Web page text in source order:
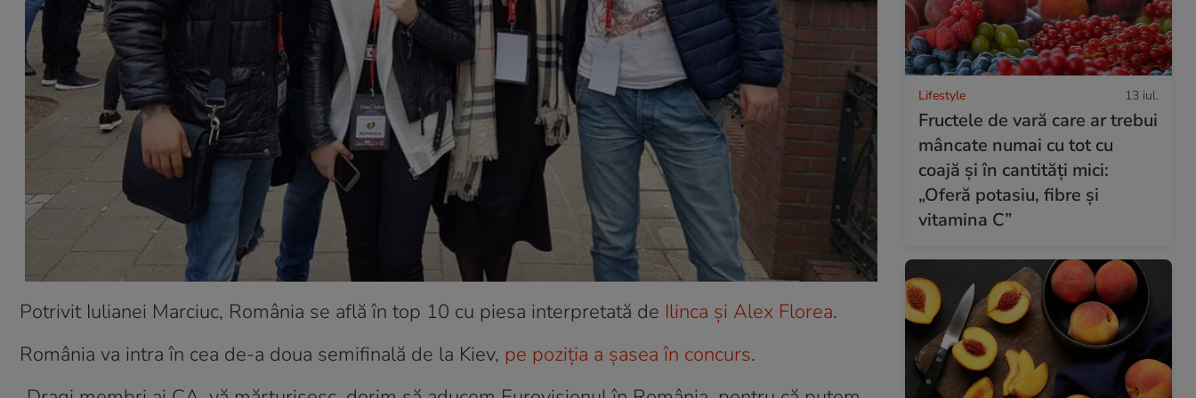
Potrivit Iulianei Marciuc, România se află în top 10 cu piesa interpretată de Ilinca și Alex Florea.
România va intra în cea de-a doua semifinală de la Kiev, pe poziția a șasea în concurs.
Lifestyle 13 iul.
Fructele de vară care ar trebui
mâncate numai cu tot cu
coajă și în cantități mici:
„Oferă potasiu, fibre și
vitamina C”